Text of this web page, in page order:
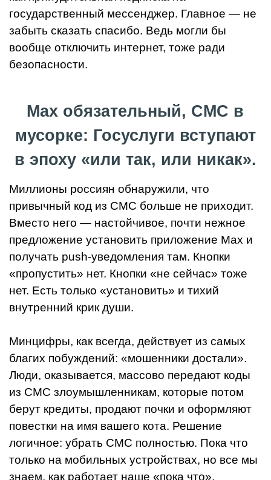
государственный мессенджер. Главное — не
забыть сказать спасибо. Ведь могли бы
вообще отключить интернет, тоже ради
безопасности.
Max обязательный, СМС в
мусорке: Госуслуги вступают
в эпоху «или так, или никак».
Миллионы россиян обнаружили, что
привычный код из СМС больше не приходит.
Вместо него — настойчивое, почти нежное
предложение установить приложение Max и
получать push-уведомления там. Кнопки
«пропустить» нет. Кнопки «не сейчас» тоже
нет. Есть только «установить» и тихий
внутренний крик души.
Минцифры, как всегда, действует из самых
благих побуждений: «мошенники достали».
Люди, оказывается, массово передают коды
из СМС злоумышленникам, которые потом
берут кредиты, продают почки и оформляют
повестки на имя вашего кота. Решение
логичное: убрать СМС полностью. Пока что
только на мобильных устройствах, но все мы
знаем, как работает наше «пока что».